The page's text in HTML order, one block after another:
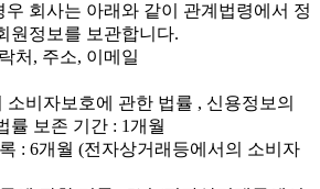
우 회사는 아래와 같이 관계법령에서 정
원정보를 보관합니다.
처, 주소, 이메일
비자보호에 관한 법률 , 신용정보의
률 보존 기간 : 1개월
: 6개월 (전자상거래등에서의 소비자